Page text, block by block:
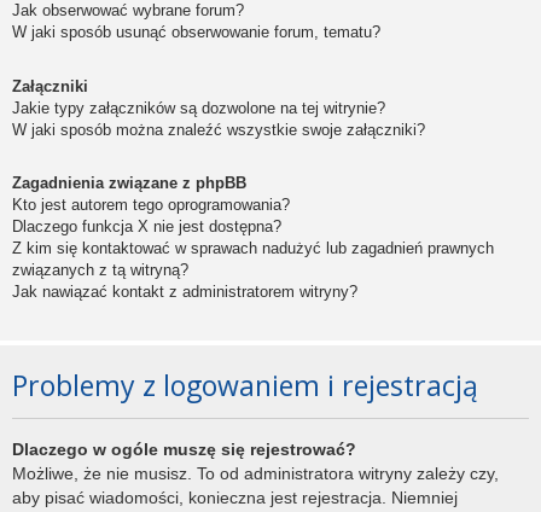
Jak obserwować wybrane forum?
W jaki sposób usunąć obserwowanie forum, tematu?
Załączniki
Jakie typy załączników są dozwolone na tej witrynie?
W jaki sposób można znaleźć wszystkie swoje załączniki?
Zagadnienia związane z phpBB
Kto jest autorem tego oprogramowania?
Dlaczego funkcja X nie jest dostępna?
Z kim się kontaktować w sprawach nadużyć lub zagadnień prawnych
związanych z tą witryną?
Jak nawiązać kontakt z administratorem witryny?
Problemy z logowaniem i rejestracją
Dlaczego w ogóle muszę się rejestrować?
Możliwe, że nie musisz. To od administratora witryny zależy czy,
aby pisać wiadomości, konieczna jest rejestracja. Niemniej